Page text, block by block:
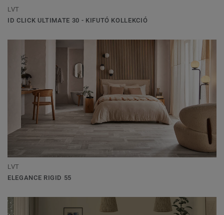
LVT
ID CLICK ULTIMATE 30 - KIFUTÓ KOLLEKCIÓ
LVT
ELEGANCE RIGID 55